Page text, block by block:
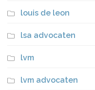
louis de leon
lsa advocaten
lvm
lvm advocaten